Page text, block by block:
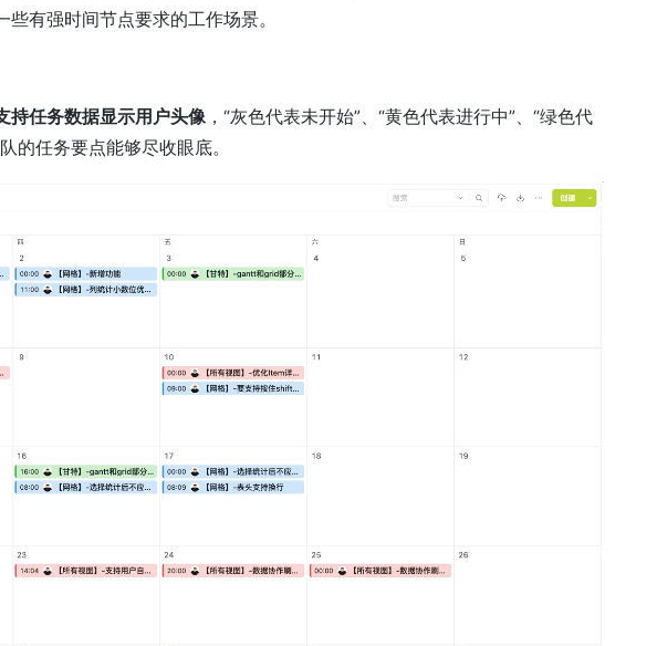
有强时间节点要求的工作场景。
持任务数据显示用户头像 ，“灰色代表未开始”、“黄色代表进行中”、“绿色代
的任务要点能够尽收眼底。